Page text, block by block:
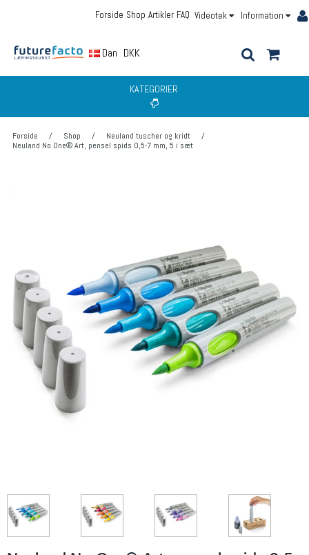
Information
Videotek
FAQ
Artikler
Shop
Forside
DanskDKK
KATEGORIER
Forside / Shop / Neuland tuscher og kridt
/
Neuland No.One® Art, pensel spids 0,5-7 mm, 5 i sæt